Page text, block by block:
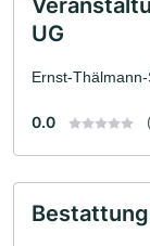
UG
Ernst-
0.0